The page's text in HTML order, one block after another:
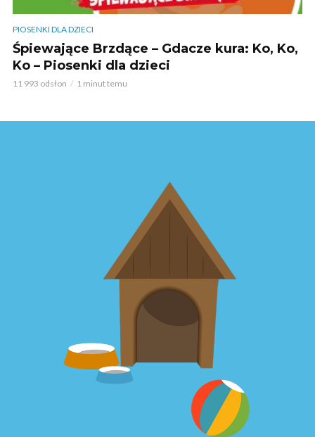
PIOSENKI DLA DZIECI
Śpiewające Brzdące – Gdacze kura: Ko, Ko,
Ko – Piosenki dla dzieci
11 993 odsłon 1 minut temu